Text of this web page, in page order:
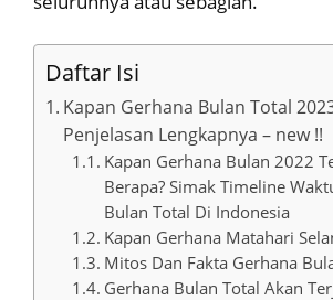
Daftar Isi
Kapan Gerhana Bulan Total
Penjelasan Lengkapnya – new !!
Kapan Gerhana Bulan 2022
Berapa? Simak Timeline
Bulan Total Di Indonesia
Kapan Gerhana Matahari
Mitos Dan Fakta Gerhana
Gerhana Bulan Total Akan